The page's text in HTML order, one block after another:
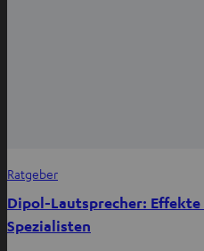
Ratgeber
Dipol-Lautsprecher:
Spezialisten